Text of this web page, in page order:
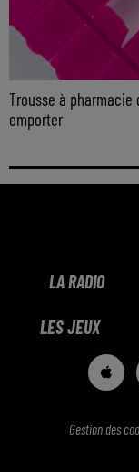
Trousse à pharmacie
emporter
LA RADIO
LES JEUX
Gestion des